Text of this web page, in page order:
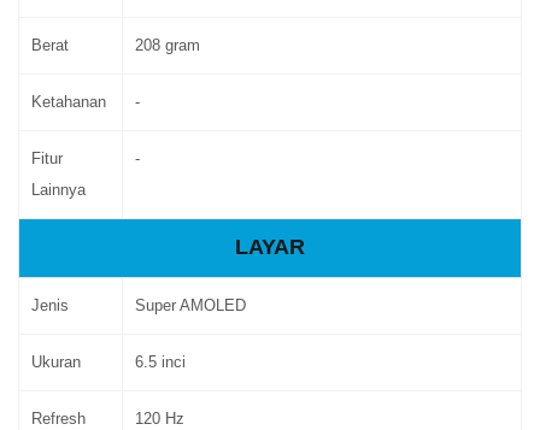
Berat 208 gram
Ketahanan -
Fitur
Lainnya
-
LAYAR
Jenis Super AMOLED
Ukuran 6.5 inci
Refresh
120 Hz